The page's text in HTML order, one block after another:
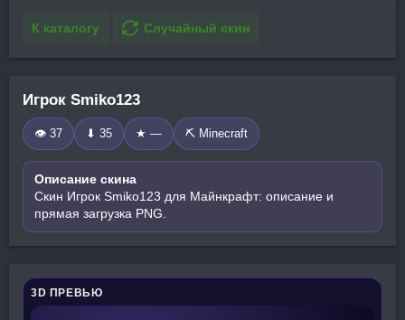
К каталогу Случайный скин
Игрок Smiko123
👁 37 ⬇ 35 ★ — ⛏️ Minecraft
Описание скина
Скин Игрок Smiko123 для Майнкрафт: описание и
прямая загрузка PNG.
3D ПРЕВЬЮ